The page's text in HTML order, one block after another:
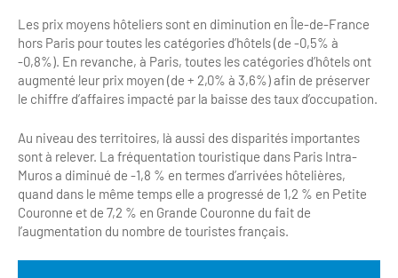
Les prix moyens hôteliers sont en diminution en Île-de-France
hors Paris pour toutes les catégories d’hôtels (de -0,5% à
-0,8%). En revanche, à Paris, toutes les catégories d’hôtels ont
augmenté leur prix moyen (de + 2,0% à 3,6%) afin de préserver
le chiffre d’affaires impacté par la baisse des taux d’occupation.
Au niveau des territoires, là aussi des disparités importantes
sont à relever. La fréquentation touristique dans Paris Intra-
Muros a diminué de -1,8 % en termes d’arrivées hôtelières,
quand dans le même temps elle a progressé de 1,2 % en Petite
Couronne et de 7,2 % en Grande Couronne du fait de
l’augmentation du nombre de touristes français.